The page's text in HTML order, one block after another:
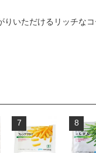
いただけるリッチなコ
7 8